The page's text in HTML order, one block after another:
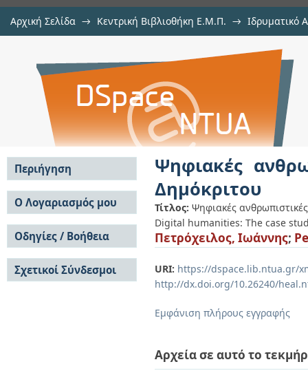
Αρχική Σελίδα → Κεντρική Βιβλιοθήκη Ε.Μ.Π. → Ιδρυματικό
Ψηφιακές ανθρωπιστικές
Ψηφιακές
Δημόκριτου
Τίτλος: Ψηφιακές
Digital humanities: The case
Πετρόχειλος, Ιωάννης;
URI: https://dspace.lib.ntua.gr/
http://dx.doi.org/10.26240/
Εμφάνιση πλήρους εγγραφής
Αρχεία σε αυτό το
Περιήγηση
Σε όλο το DSpace
Κοινότητες & Συλλογές
Ανά Ημερομηνία
Έκδοσης
Συγγραφείς
Τίτλοι
Θέματα
Ο Λογαριασμός μου
Σύνδεση
Εγγραφή
Οδηγίες / Βοήθεια
Οδηγίες Υποβολής
Οδηγίες Χρήσης ΙΑ
Συχνές Ερωτήσεις
Σχετικοί Σύνδεσμοι